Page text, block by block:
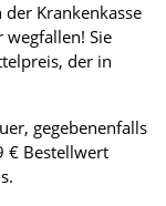
Krankenkasse
Sie
der in
gegebenenfalls
€ Bestellwert